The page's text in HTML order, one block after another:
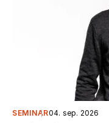
SEMINAR04. sep. 2026